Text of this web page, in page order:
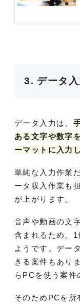
3. データ入
データ入力は、
ある文字や数字
ーマットに入力
単純な入力作業
ータ収入作業も
が上がります。
音声や動画の文
含まれるため、
ようです。デー
きる案件もあり
らPCを使う案件
そのためPCを所